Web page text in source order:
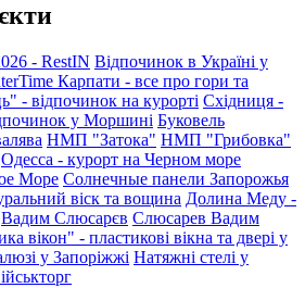
- RestIN Відпочинок в Україні у
Карпати - все про гори та
- відпочинок на курорті Східниця -
у Моршині Буковель
НМП "Затока" НМП "Грибовка"
Одесса - курорт на Черном море
Море Солнечные панели Запорожья
віск та вощина Долина Меду -
Вадим Слюсарєв Слюсарев Вадим
вікон" - пластикові вікна та двері у
у Запоріжжі Натяжні стелі у